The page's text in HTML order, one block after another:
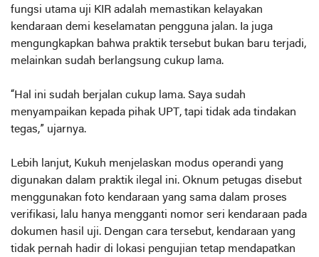
fungsi utama uji KIR adalah memastikan kelayakan
kendaraan demi keselamatan pengguna jalan. Ia juga
mengungkapkan bahwa praktik tersebut bukan baru terjadi,
melainkan sudah berlangsung cukup lama.
“Hal ini sudah berjalan cukup lama. Saya sudah
menyampaikan kepada pihak UPT, tapi tidak ada tindakan
tegas,” ujarnya.
Lebih lanjut, Kukuh menjelaskan modus operandi yang
digunakan dalam praktik ilegal ini. Oknum petugas disebut
menggunakan foto kendaraan yang sama dalam proses
verifikasi, lalu hanya mengganti nomor seri kendaraan pada
dokumen hasil uji. Dengan cara tersebut, kendaraan yang
tidak pernah hadir di lokasi pengujian tetap mendapatkan